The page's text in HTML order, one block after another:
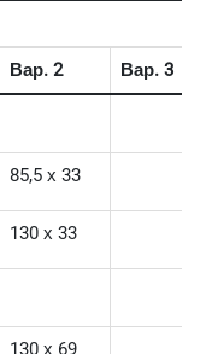
Вар. 2 Вар. 3
85,5 х 33
130 х 33